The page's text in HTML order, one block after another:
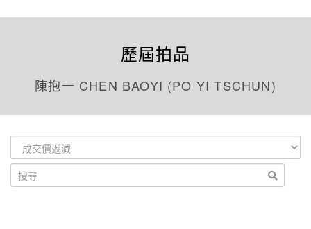
歷屆拍品
陳抱一 CHEN BAOYI (PO YI TSCHUN)